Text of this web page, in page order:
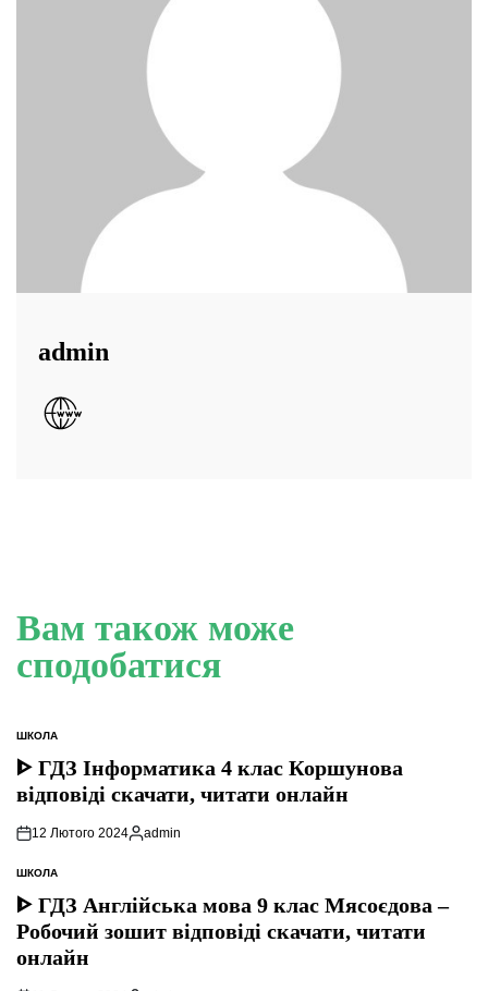
admin
Вам також може
сподобатися
ОПУБЛІКУВАТИ
У
ШКОЛА
ᐈ ГДЗ Інформатика 4 клас Коршунова
відповіді скачати, читати онлайн
12 Лютого 2024
Опубліковано
admin
ОПУБЛІКУВАТИ
У
ШКОЛА
ᐈ ГДЗ Англійська мова 9 клас Мясоєдова –
Робочий зошит відповіді скачати, читати
онлайн